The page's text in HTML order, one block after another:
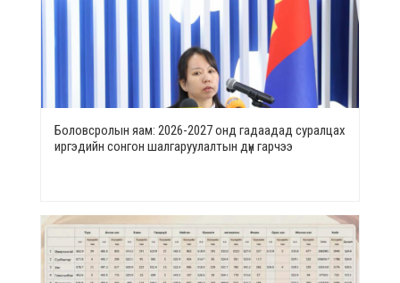
Боловсролын яам: 2026-2027 онд гадаадад суралцах
иргэдийн сонгон шалгаруулалтын дүн гарчээ